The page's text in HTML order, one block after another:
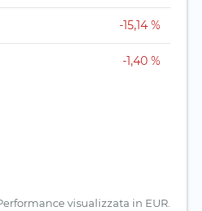
-15,14 %
-1,40 %
visualizzata in EUR.